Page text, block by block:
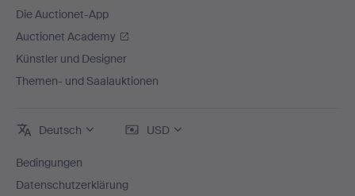
Die Auctionet-App
Auctionet Academy
Künstler und Designer
Themen- und Saalauktionen
Deutsch USD
Bedingungen
Datenschutzerklärung